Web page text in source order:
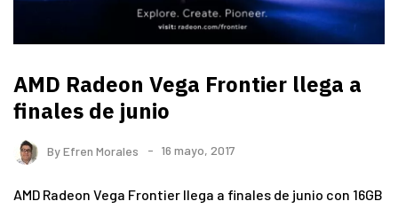
AMD Radeon Vega Frontier llega a
finales de junio
ByEfren Morales 16 mayo, 2017
AMD Radeon Vega Frontier llega a finales de junio con 16GB